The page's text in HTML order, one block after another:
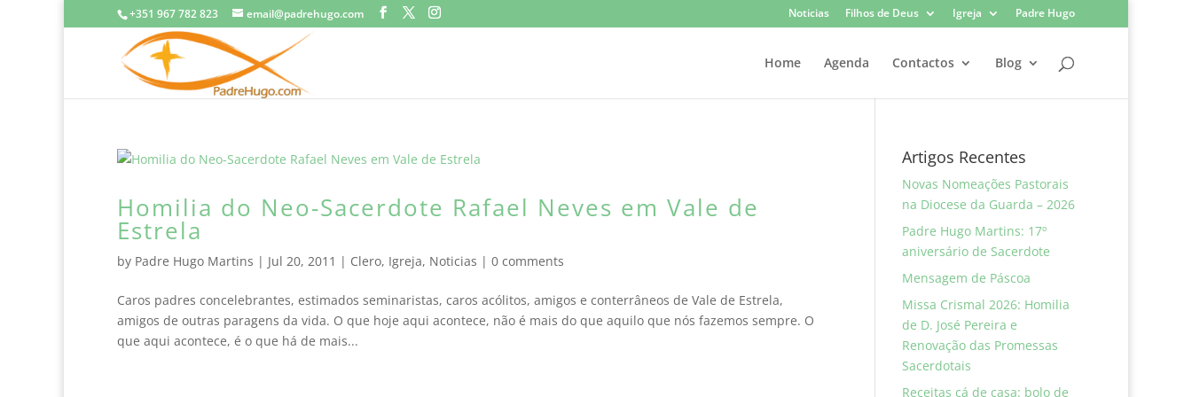
+351 967 782 823 email@padrehugo.com Noticias Filhos de Deus Igreja Padre Hugo
Home Agenda Contactos Blog
Homilia do Neo-Sacerdote Rafael Neves em Vale de
Estrela
by Padre Hugo Martins | Jul 20, 2011 | Clero, Igreja, Noticias | 0 comments
Caros padres concelebrantes, estimados seminaristas, caros acólitos, amigos e conterrâneos de Vale de Estrela,
amigos de outras paragens da vida. O que hoje aqui acontece, não é mais do que aquilo que nós fazemos sempre. O
que aqui acontece, é o que há de mais...
Artigos Recentes
Novas Nomeações Pastorais
na Diocese da Guarda – 2026
Padre Hugo Martins: 17º
aniversário de Sacerdote
Mensagem de Páscoa
Missa Crismal 2026: Homilia
de D. José Pereira e
Renovação das Promessas
Sacerdotais
Receitas cá de casa: bolo de